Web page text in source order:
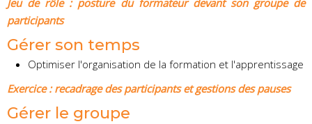
participants
Gérer son temps
Optimiser l'organisation de la formation et l'apprentissage
Exercice : recadrage des participants et gestions des pauses
Gérer le groupe